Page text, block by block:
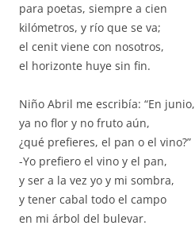
para poetas, siempre a cien
kilómetros, y río que se va;
el cenit viene con nosotros,
el horizonte huye sin fin.
Niño Abril me escribía: “En junio,
ya no flor y no fruto aún,
¿qué prefieres, el pan o el vino?”
-Yo prefiero el vino y el pan,
y ser a la vez yo y mi sombra,
y tener cabal todo el campo
en mi árbol del bulevar.